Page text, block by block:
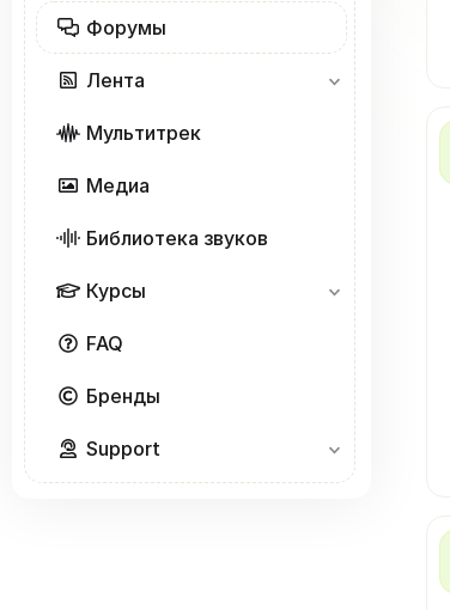
Форумы
Лента
Мультитрек
Медиа
Библиотека звуков
Курсы
FAQ
Бренды
Support